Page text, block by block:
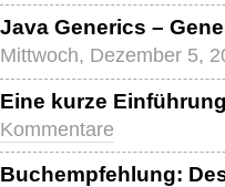
Java Generics –
Mittwoch, Dezember 5,
Eine kurze
Kommentare
Buchempfehlung: